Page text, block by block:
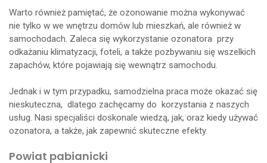
Warto również pamiętać, że ozonowanie można wykonywać
nie tylko w we wnętrzu domów lub mieszkań, ale również w
samochodach. Zaleca się wykorzystanie ozonatora przy
odkażaniu klimatyzacji, foteli, a także pozbywaniu się wszelkich
zapachów, które pojawiają się wewnątrz samochodu.
Jednak i w tym przypadku, samodzielna praca może okazać się
nieskuteczna, dlatego zachęcamy do korzystania z naszych
usług. Nasi specjaliści doskonale wiedzą, jak, oraz kiedy używać
ozonatora, a także, jak zapewnić skuteczne efekty.
Powiat pabianicki